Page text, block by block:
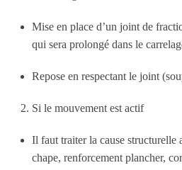
Mise en place d’un joint de
qui sera prolongé dans le
Repose en respectant le joint
Si le mouvement est actif
Il faut traiter la cause
chape, renforcement plancher,